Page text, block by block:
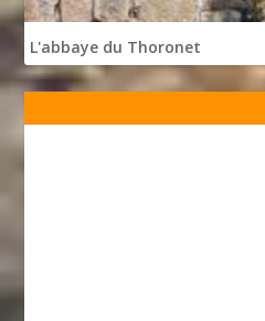
L'abbaye du Thoronet